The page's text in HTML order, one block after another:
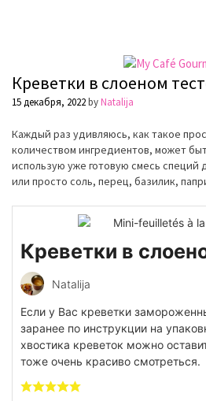
Креветки в слоеном
15 декабря, 2022byNatalija
Каждый раз удивляюсь, как такое
количеством ингредиентов, может
использую уже готовую смесь
или просто соль, перец, базилик,
Креветки в
Natalija
Если у Вас креветки
заранее по инструкции на
хвостика креветок можно
тоже очень красиво смотреться.